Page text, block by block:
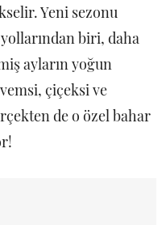
Yeni sezonu
biri, daha
ayların yoğun
çiçeksi ve
de o özel bahar